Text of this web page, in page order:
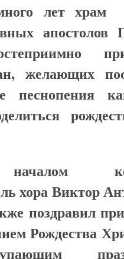
лет храм
апостолов
желающих
песнопения
хора Виктор
поздравил
Рождества